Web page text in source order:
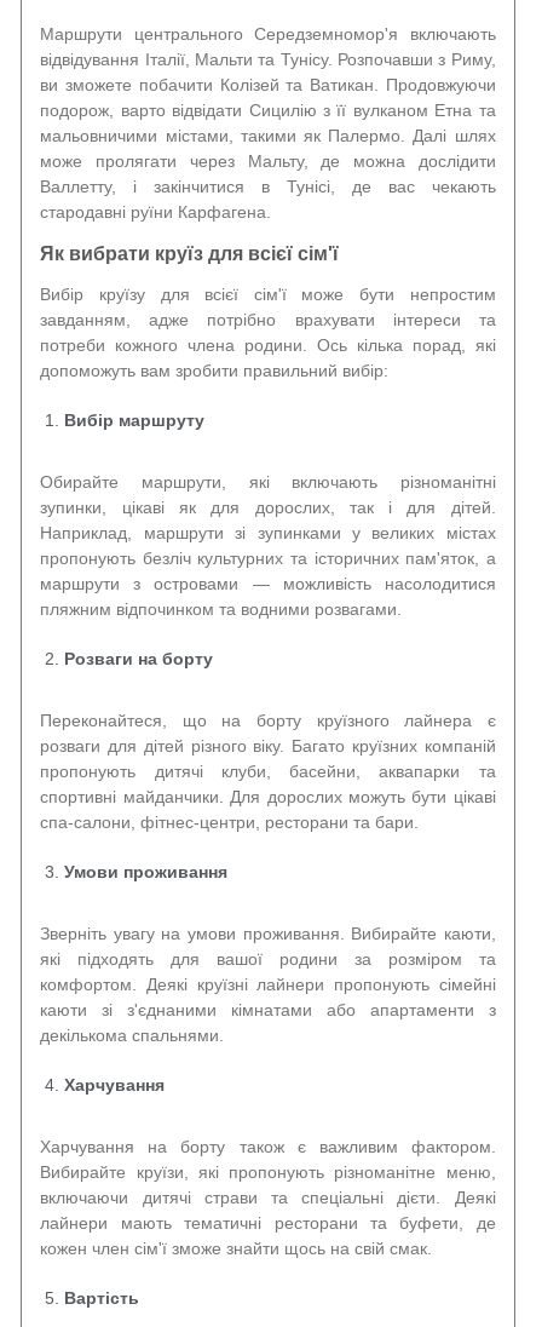
Маршрути центрального Середземномор'я включають
відвідування Італії, Мальти та Тунісу. Розпочавши з Риму,
ви зможете побачити Колізей та Ватикан. Продовжуючи
подорож, варто відвідати Сицилію з її вулканом Етна та
мальовничими містами, такими як Палермо. Далі шлях
може пролягати через Мальту, де можна дослідити
Валлетту, і закінчитися в Тунісі, де вас чекають
стародавні руїни Карфагена.
Як вибрати круїз для всієї сім'ї
Вибір круїзу для всієї сім'ї може бути непростим
завданням, адже потрібно врахувати інтереси та
потреби кожного члена родини. Ось кілька порад, які
допоможуть вам зробити правильний вибір:
Вибір маршруту
Обирайте маршрути, які включають різноманітні
зупинки, цікаві як для дорослих, так і для дітей.
Наприклад, маршрути зі зупинками у великих містах
пропонують безліч культурних та історичних пам'яток, а
маршрути з островами — можливість насолодитися
пляжним відпочинком та водними розвагами.
Розваги на борту
Переконайтеся, що на борту круїзного лайнера є
розваги для дітей різного віку. Багато круїзних компаній
пропонують дитячі клуби, басейни, аквапарки та
спортивні майданчики. Для дорослих можуть бути цікаві
спа-салони, фітнес-центри, ресторани та бари.
Умови проживання
Зверніть увагу на умови проживання. Вибирайте каюти,
які підходять для вашої родини за розміром та
комфортом. Деякі круїзні лайнери пропонують сімейні
каюти зі з'єднаними кімнатами або апартаменти з
декількома спальнями.
Харчування
Харчування на борту також є важливим фактором.
Вибирайте круїзи, які пропонують різноманітне меню,
включаючи дитячі страви та спеціальні дієти. Деякі
лайнери мають тематичні ресторани та буфети, де
кожен член сім'ї зможе знайти щось на свій смак.
Вартість